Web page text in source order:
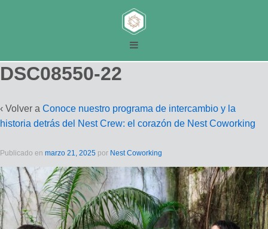
DSC08550-22
‹ Volver a Conoce nuestro programa de intercambio y la
historia detrás del Nest Crew: el corazón de Nest Coworking
Publicado en marzo 21, 2025 por Nest Coworking